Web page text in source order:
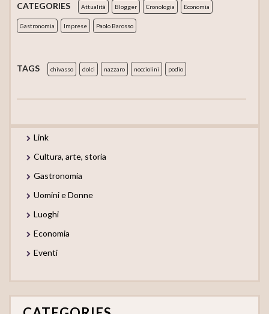
CATEGORIES Attualità Blogger Cronologia Economia
Gastronomia Imprese Paolo Barosso
TAGS chivasso dolci nazzaro nocciolini podio
Link
Cultura, arte, storia
Gastronomia
Uomini e Donne
Luoghi
Economia
Eventi